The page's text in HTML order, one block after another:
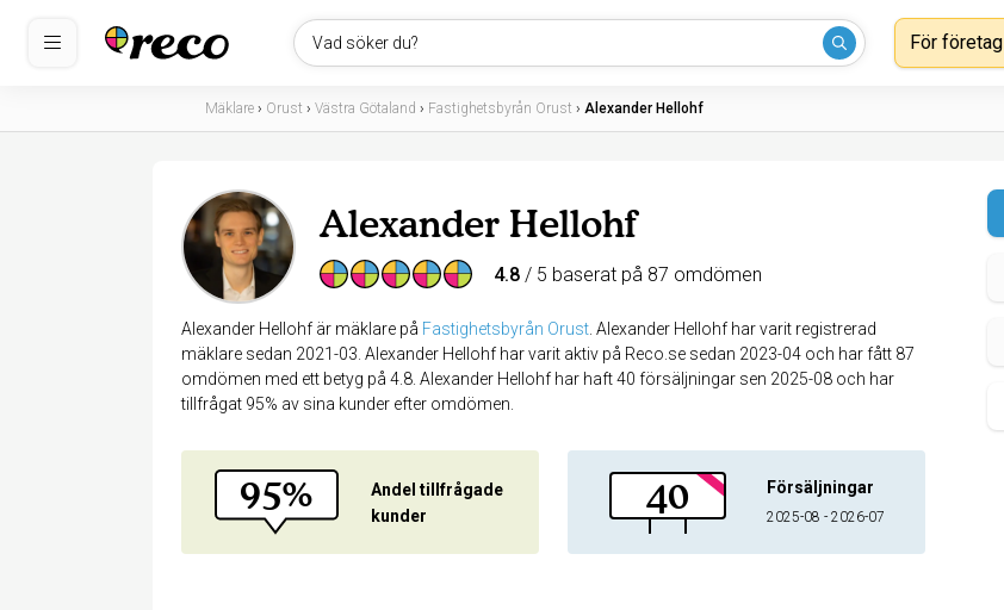
Vad söker du? För företag
Mäklare › Orust › Västra Götaland › Fastighetsbyrån Orust › Alexander Hellohf
Alexander Hellohf
4.8 / 5 baserat på 87 omdömen
Alexander Hellohf är mäklare på Fastighetsbyrån Orust. Alexander Hellohf har varit registrerad
mäklare sedan 2021-03. Alexander Hellohf har varit aktiv på Reco.se sedan 2023-04 och har fått 87
omdömen med ett betyg på 4.8. Alexander Hellohf har haft 40 försäljningar sen 2025-08 och har
tillfrågat 95% av sina kunder efter omdömen.
95%
Andel tillfrågade
kunder
40 Försäljningar
2025-08 - 2026-07